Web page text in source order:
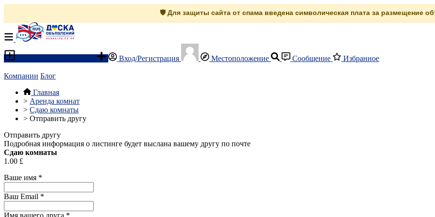
🛡️ Для защиты сайта от спама введена символическая плата за размещение
Вход/Регистрация Местоположение Сообщение Избранное
Компании Блог
Главная
> Аренда комнат
> Сдаю комнаты
> Отправить другу
Отправить другу
Подробная информация о листинге будет выслана вашему другу по почте
Сдаю комнаты
1.00 £
Ваше имя *
Ваш Email *
Имя вашего друга *